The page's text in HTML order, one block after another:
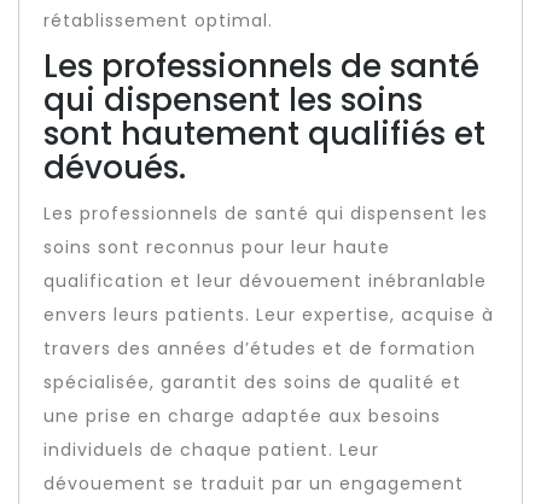
rétablissement optimal.
Les professionnels de santé
qui dispensent les soins
sont hautement qualifiés et
dévoués.
Les professionnels de santé qui dispensent les
soins sont reconnus pour leur haute
qualification et leur dévouement inébranlable
envers leurs patients. Leur expertise, acquise à
travers des années d’études et de formation
spécialisée, garantit des soins de qualité et
une prise en charge adaptée aux besoins
individuels de chaque patient. Leur
dévouement se traduit par un engagement